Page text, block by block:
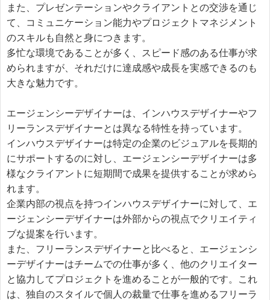
また、プレゼンテーションやクライアントとの交渉を通じ
て、コミュニケーション能力やプロジェクトマネジメント
のスキルも自然と身につきます。
多忙な環境であることが多く、スピード感のある仕事が求
められますが、それだけに達成感や成長を実感できるのも
大きな魅力です。
エージェンシーデザイナーは、インハウスデザイナーやフ
リーランスデザイナーとは異なる特性を持っています。
インハウスデザイナーは特定の企業のビジュアルを長期的
にサポートするのに対し、エージェンシーデザイナーは多
様なクライアントに短期間で成果を提供することが求めら
れます。
企業内部の視点を持つインハウスデザイナーに対して、エ
ージェンシーデザイナーは外部からの視点でクリエイティ
ブな提案を行います。
また、フリーランスデザイナーと比べると、エージェンシ
ーデザイナーはチームでの仕事が多く、他のクリエイター
と協力してプロジェクトを進めることが一般的です。これ
は、独自のスタイルで個人の裁量で仕事を進めるフリーラ